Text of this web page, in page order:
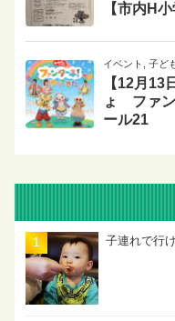
【市内H
イベント , 子ど
【12月13
ょ ファ
ール21
子連れで行